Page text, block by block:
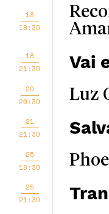
18
18:30
18
21:30
Vai
20
20:30
Luz
21
21:30
25
18:30
25
21:30